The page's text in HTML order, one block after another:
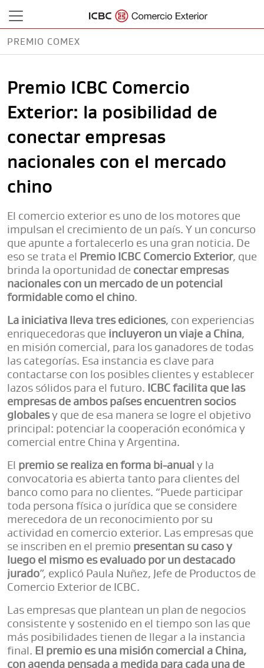
PREMIO COMEX
CLARÍN
Premio ICBC Comercio
Exterior: la posibilidad de
conectar empresas
nacionales con el mercado
chino
El comercio exterior es uno de los motores que
impulsan el crecimiento de un país. Y un concurso
que apunte a fortalecerlo es una gran noticia. De
eso se trata el
Premio ICBC Comercio Exterior, que
brinda la oportunidad de conectar empresas
nacionales con un mercado de un potencial
formidable como el chino.
La iniciativa lleva tres ediciones, con experiencias
enriquecedoras que incluyeron un viaje a China,
en misión comercial, para los ganadores de todas
las categorías. Esa instancia es clave para
contactarse con los posibles clientes y establecer
lazos sólidos para el futuro. ICBC facilita que las
empresas de ambos países encuentren socios
globalesy que de esa manera se logre el objetivo
principal: potenciar la cooperación económica y
comercial entre China y Argentina.
El premio se realiza en forma bi-anual y la
convocatoria es abierta tanto para clientes del
banco como para no clientes. “Puede participar
toda persona física o jurídica que se considere
merecedora de un reconocimiento por su
actividad en comercio exterior. Las empresas que
se inscriben en el premio presentan su caso y
luego el mismo es evaluado por un destacado
jurado”, explicó Paula Nuñez, Jefe de Productos de
Comercio Exterior de ICBC.
Las empresas que plantean un plan de negocios
consistente y sostenido en el tiempo son las que
más posibilidades tienen de llegar a la instancia
final. El premio es una misión comercial a China,
con agenda pensada a medida para cada una de